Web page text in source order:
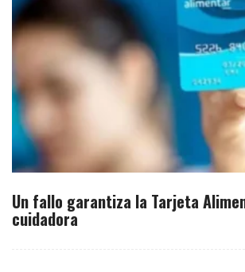
Un fallo garantiza la Tarjeta
cuidadora